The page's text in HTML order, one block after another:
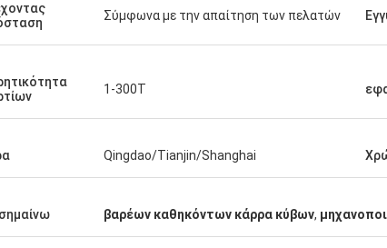
Σύμφωνα με την απαίτηση των πελατών
1-300T
Qingdao/Tianjin/Shanghai
βαρέων καθηκόντων κάρρα κύβων,